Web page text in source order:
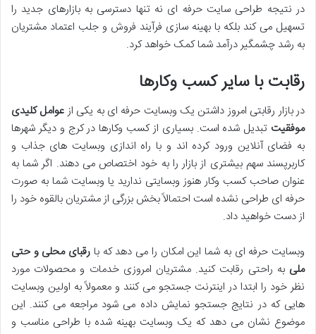
در نتیجه طراحی سایت حرفه ای نه تنها دسترسی به بازارهای جدید را
تسهیل می کند بلکه با بهینه سازی فرآیند فروش و جلب اعتماد مشتریان
به رشد چشمگیر درآمد شما کمک خواهد کرد.
رقابت با سایر کسب وکارها
در بازار رقابتی امروز داشتن یک وبسایت حرفه ای به یکی از عوامل کلیدی
موفقیت تبدیل شده است. بسیاری از کسب وکارها در کرج و دیگر شهرها
به فضای آنلاین ورود کرده اند و با راه اندازی وبسایت های جذاب و
کاربرپسند سهم بیشتری از بازار را به خود اختصاص می دهند. اگر شما به
عنوان صاحب کسب وکار هنوز وبسایتی ندارید یا وبسایت شما به صورت
حرفه ای طراحی نشده است احتمالاً بخش بزرگی از مشتریان بالقوه خود را
از دست خواهید داد.
وبسایت حرفه ای به شما این امکان را می دهد که با رقبای محلی و حتی
ملی به راحتی رقابت کنید. مشتریان امروزی خدمات و محصولات مورد
نظر خود را ابتدا در اینترنت جستجو می کنند و معمولاً به اولین وبسایت
هایی که در نتایج جستجو نمایش داده می شود مراجعه می کنند. این
موضوع نشان می دهد که یک وبسایت بهینه شده با طراحی مناسب و